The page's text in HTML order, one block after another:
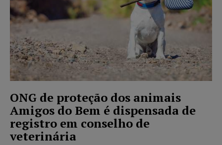
ONG de proteção dos animais
Amigos do Bem é dispensada de
registro em conselho de
veterinária